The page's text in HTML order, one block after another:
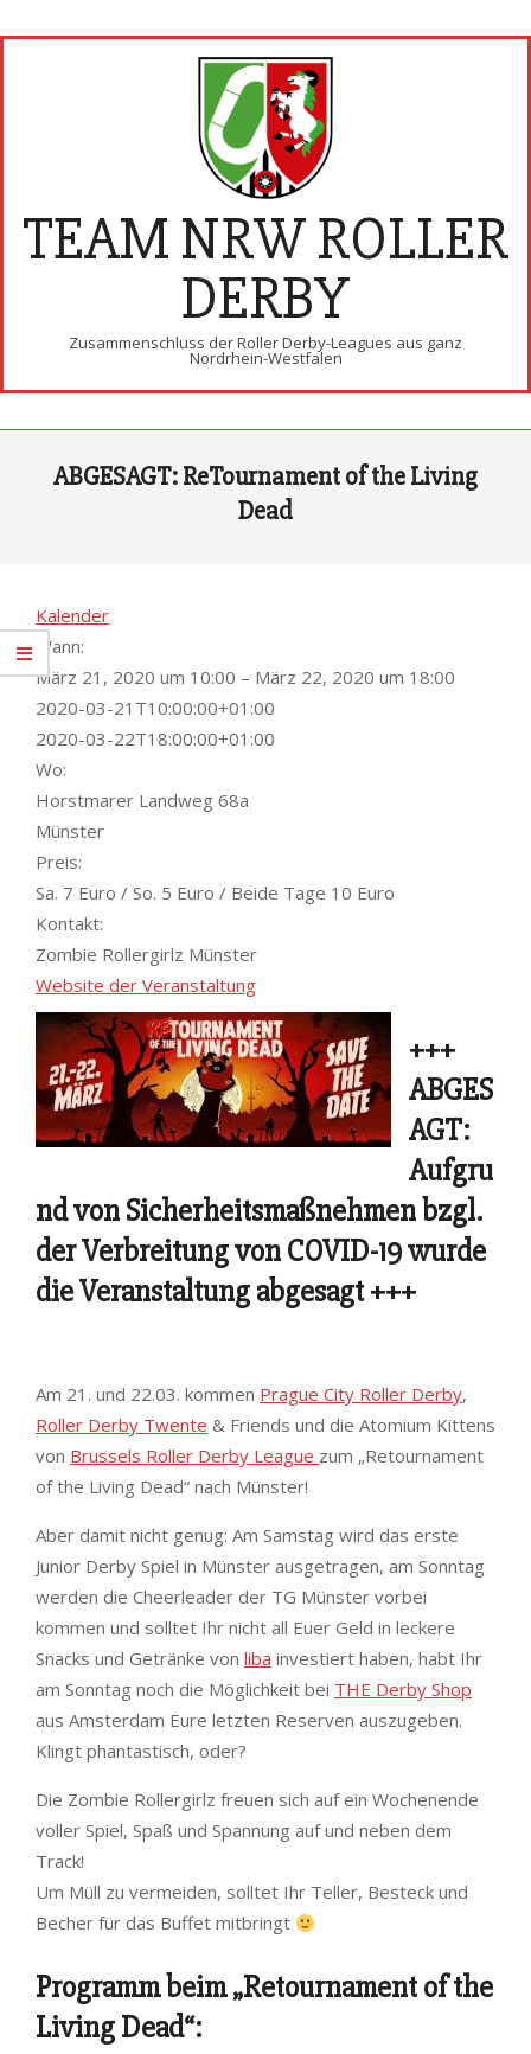
to
TEAM NRW ROLLER
DERBY
Zusammenschluss der Roller Derby-Leagues aus ganz
Nordrhein-Westfalen
Navigation
ABGESAGT: ReTournament of the Living
Dead
Kalender
Wann:
März 21, 2020 um 10:00 – März 22, 2020 um 18:00
2020-03-21T10:00:00+01:00
2020-03-22T18:00:00+01:00
Wo:
Horstmarer Landweg 68a
Münster
Preis:
Sa. 7 Euro / So. 5 Euro / Beide Tage 10 Euro
Kontakt:
Zombie Rollergirlz Münster
Website der Veranstaltung
+++
ABGES
AGT:
Aufgru
nd von Sicherheitsmaßnehmen bzgl.
der Verbreitung von COVID-19 wurde
die Veranstaltung abgesagt +++
Am 21. und 22.03. kommen Prague City Roller Derby,
Roller Derby Twente & Friends und die Atomium Kittens
von Brussels Roller Derby League zum „Retournament
of the Living Dead“ nach Münster!
Aber damit nicht genug: Am Samstag wird das erste
Junior Derby Spiel in Münster ausgetragen, am Sonntag
werden die Cheerleader der TG Münster vorbei
kommen und solltet Ihr nicht all Euer Geld in leckere
Snacks und Getränke von liba investiert haben, habt Ihr
am Sonntag noch die Möglichkeit bei THE Derby Shop
aus Amsterdam Eure letzten Reserven auszugeben.
Klingt phantastisch, oder?
Die Zombie Rollergirlz freuen sich auf ein Wochenende
voller Spiel, Spaß und Spannung auf und neben dem
Track!
Um Müll zu vermeiden, solltet Ihr Teller, Besteck und
Becher für das Buffet mitbringt
Programm beim „Retournament of the
Living Dead“: